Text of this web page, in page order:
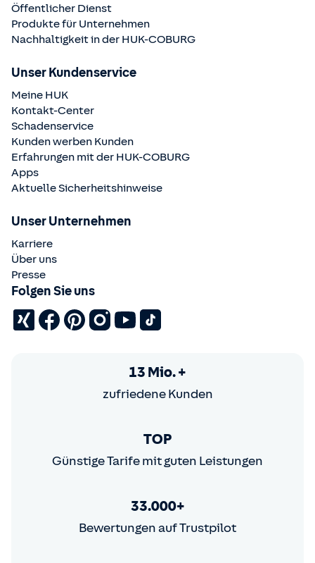
Öffentlicher Dienst
Produkte für Unternehmen
Nachhaltigkeit in der HUK-COBURG
Unser Kundenservice
Meine HUK
Kontakt-Center
Schadenservice
Kunden werben Kunden
Erfahrungen mit der HUK-COBURG
Apps
Aktuelle Sicherheitshinweise
Unser Unternehmen
Karriere
Über uns
Presse
Folgen Sie uns
13 Mio. +
zufriedene Kunden
TOP
Günstige Tarife mit guten Leistungen
33.000+
Bewertungen auf Trustpilot